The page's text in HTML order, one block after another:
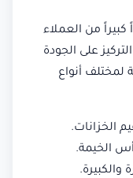
من العملاء
على الجودة
لمختلف أنواع
الخزانات.
الخيمة.
والكبيرة.